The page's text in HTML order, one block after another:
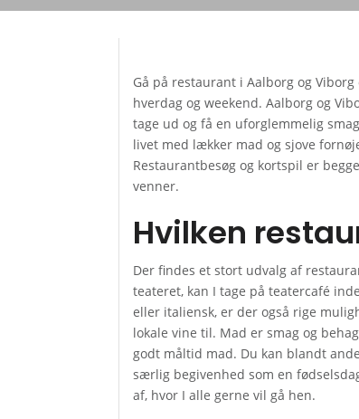
Gå på restaurant i Aalborg og
hverdag og weekend. Aalborg og
tage ud og få en uforglemmelig
livet med lækker mad og sjove
Restaurantbesøg og kortspil er
venner.
Hvilken
Der findes et stort udvalg af
teateret, kan I tage på teatercafé
eller italiensk, er der også rige
lokale vine til. Mad er smag og
godt måltid mad. Du kan blandt
særlig begivenhed som en
af, hvor I alle gerne vil gå hen.